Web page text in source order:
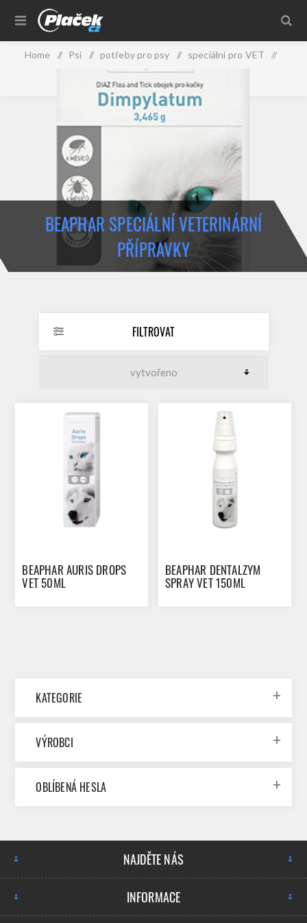
Home / Psi / potřeby pro psy / speciální pro VET /
Beaphar speciální veterinární přípravky
BEAPHAR SPECIÁLNÍ VETERINÁRNÍ
PŘÍPRAVKY
FILTROVAT
BEAPHAR AURIS DROPS
VET 50ML
BEAPHAR DENTALZYM
SPRAY VET 150ML
KATEGORIE
VÝROBCI
OBLÍBENÁ HESLA
NAJDĚTE NÁS
INFORMACE